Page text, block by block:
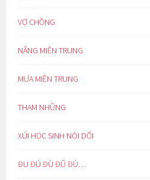
VỢ CHỒNG
NẮNG MIỀN TRUNG
MƯA MIỀN TRUNG
THAM NHŨNG
XÚI HỌC SINH NÓI DỐI
ĐU ĐÚ ĐÙ ĐŨ ĐỦ…